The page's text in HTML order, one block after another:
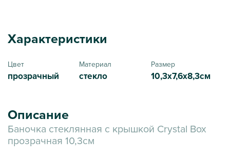
Характеристики
Цвет
прозрачный
Материал
стекло
Размер
10,3х7,6х8,3см
Описание
Баночка стеклянная с крышкой Crystal Box
прозрачная 10,3см